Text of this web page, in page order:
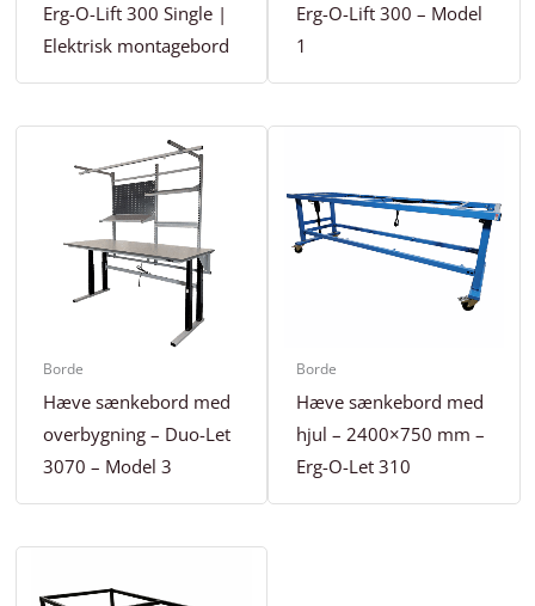
Erg-O-Lift 300 Single |
Elektrisk montagebord
Erg-O-Lift 300 – Model
1
Borde
Hæve sænkebord med
overbygning – Duo-Let
3070 – Model 3
Borde
Hæve sænkebord med
hjul – 2400×750 mm –
Erg-O-Let 310